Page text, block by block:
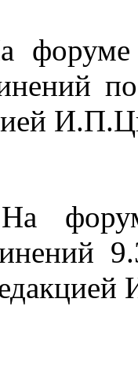
форуме